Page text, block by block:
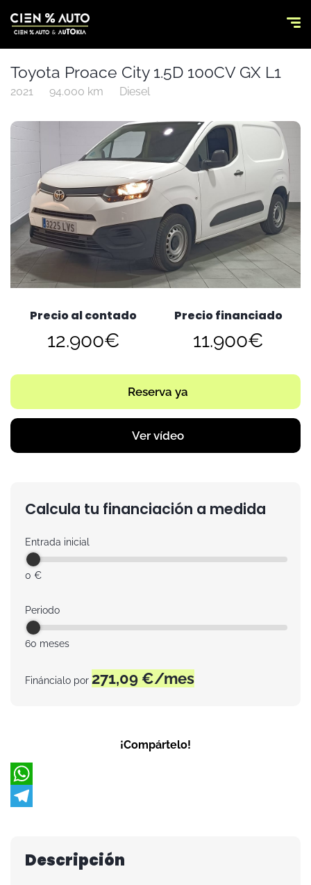
Toyota Proace City 1.5D 100CV GX L1
2021 94.000 km Diesel
Precio al contado
12.900€
Precio financiado
11.900€
Reserva ya
Ver vídeo
Calcula tu financiación a medida
Entrada inicial
0 €
Periodo
60 meses
Fináncialo por 271,09€/mes
¡Compártelo!
Descripción